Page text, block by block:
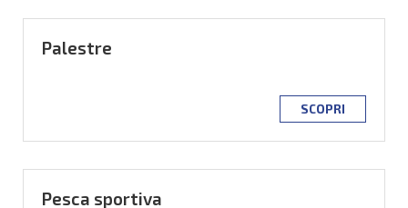
Palestre
SCOPRI
Pesca sportiva